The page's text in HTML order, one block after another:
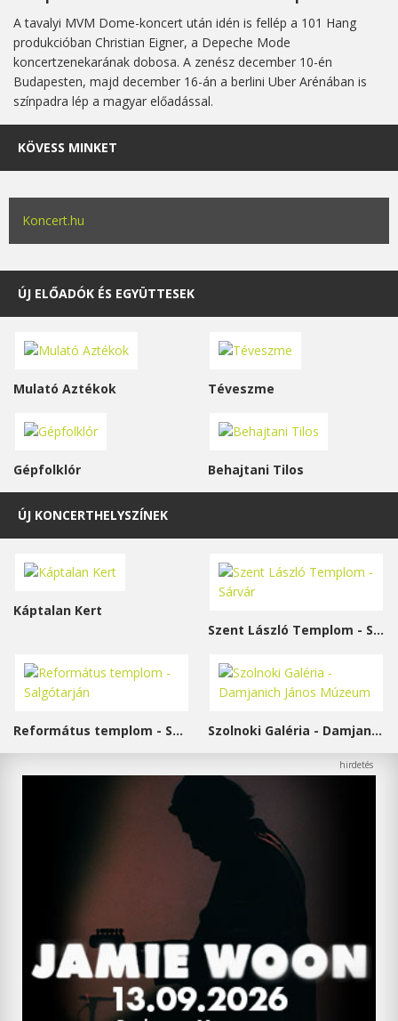
A tavalyi MVM Dome-koncert után idén is fellép a 101 Hang
produkcióban Christian Eigner, a Depeche Mode
koncertzenekarának dobosa. A zenész december 10-én
Budapesten, majd december 16-án a berlini Uber Arénában is
színpadra lép a magyar előadással.
KÖVESS MINKET
Koncert.hu
ÚJ ELŐADÓK ÉS EGYÜTTESEK
Mulató Aztékok Téveszme
Gépfolklór Behajtani Tilos
ÚJ KONCERTHELYSZÍNEK
Káptalan Kert
Szent László Templom - Sárvár
Református templom - Salgótarján Szolnoki Galéria - Damjanich János Múzeum